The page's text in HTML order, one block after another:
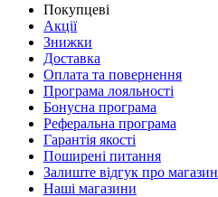
Покупцеві
Акції
Знижки
Доставка
Оплата та повернення
Програма лояльності
Бонусна програма
Реферальна програма
Гарантія якості
Поширені питання
Залиште відгук про магазин
Наші магазини